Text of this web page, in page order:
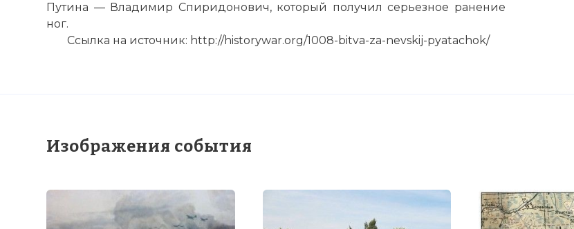
Путина — Владимир Спиридонович, который получил серьезное ранение
ног.
Ссылка на источник: http://historywar.org/1008-bitva-za-nevskij-pyatachok/
Изображения события